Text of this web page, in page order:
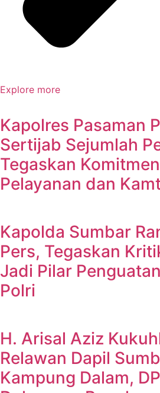
Explore more
Kapolres Pasaman
Sertijab Sejumlah
Tegaskan
Pelayanan dan
Kapolda Sumbar
Pers, Tegaskan
Jadi Pilar
Polri
H. Arisal Aziz
Relawan Dapil
Kampung Dalam,